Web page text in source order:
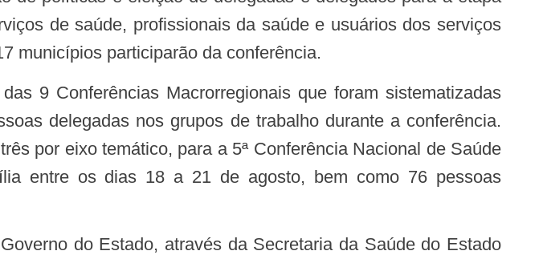
de saúde, profissionais da saúde e usuários dos serviços
municípios participarão da conferência.
delegadas nos grupos de trabalho durante a conferência.
por eixo temático, para a 5ª Conferência Nacional de Saúde
entre os dias 18 a 21 de agosto, bem como 76 pessoas